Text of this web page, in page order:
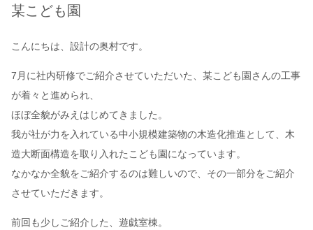
某こども園
こんにちは、設計の奥村です。
7月に社内研修でご紹介させていただいた、某こども園さんの工事
が着々と進められ、
ほぼ全貌がみえはじめてきました。
我が社が力を入れている中小規模建築物の木造化推進として、木
造大断面構造を取り入れたこども園になっています。
なかなか全貌をご紹介するのは難しいので、その一部分をご紹介
させていただきます。
前回も少しご紹介した、遊戯室棟。